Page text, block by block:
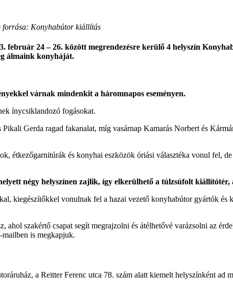
forrása: Konyhabútor kiállítás
24 – 26. között megrendezésre kerülő 4 helyszín
álmaink konyháját.
várnak mindenkit a háromnapos eseményen.
ínycsiklandozó fogásokat.
Gerda ragad fakanalat, míg vasárnap Kamarás Norbert és
étkezőgarnitúrák és konyhai eszközök óriási választéka vonul fel,
négy helyszínen zajlik, így elkerülhető a túlzsúfolt kiállítótér,
kiegészítőkkel vonulnak fel a hazai vezető konyhabútor gyártók
szakértő csapat segít megrajzolni és átélhetővé varázsolni az
is megkapjuk.
a Reitter Ferenc utca 78. szám alatt kiemelt helyszínként ad